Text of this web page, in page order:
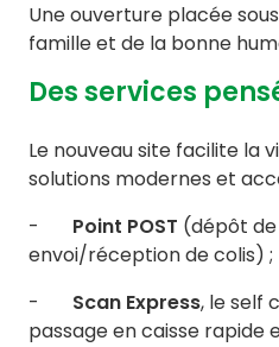
Une ouverture placée
famille et de la bonne
Des services
Le nouveau site facilite la
solutions modernes et
- Point POST (dépôt
envoi/réception de colis) ;
-
Scan Express, le self
passage en caisse rapide